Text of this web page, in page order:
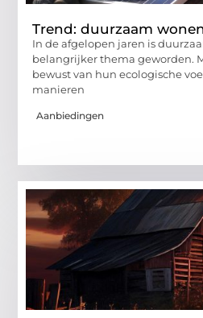
Trend: duurzaam
In de afgelopen jaren is
belangrijker thema geworden.
bewust van hun ecologische
manieren
Aanbiedingen